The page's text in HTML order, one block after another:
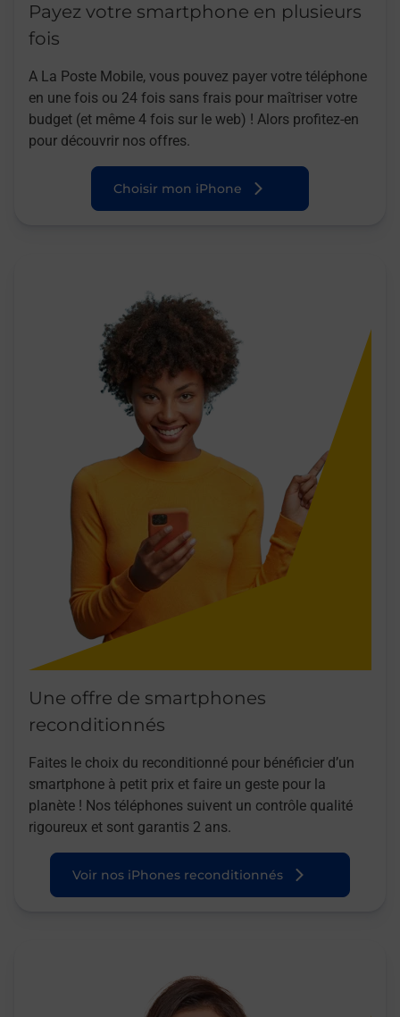
Payez votre smartphone en plusieurs
fois
A La Poste Mobile, vous pouvez payer votre téléphone
en une fois ou 24 fois sans frais pour maîtriser votre
budget (et même 4 fois sur le web) ! Alors profitez-en
pour découvrir nos offres.
Choisir mon iPhone
Une offre de smartphones
reconditionnés
Faites le choix du reconditionné pour bénéficier d’un
smartphone à petit prix et faire un geste pour la
planète ! Nos téléphones suivent un contrôle qualité
rigoureux et sont garantis 2 ans.
Voir nos iPhones reconditionnés